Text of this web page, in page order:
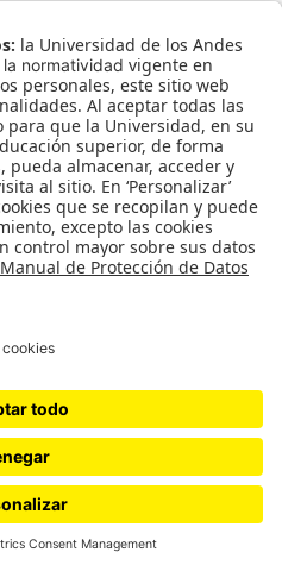
dinero a cambio de
a una audiencia
común que es
no
y medios comunicación,
el congreso de los
en noviembre del año
la legitimidad de pautar
de campaña –en
través de páginas
estadounidense– ha sido
no confirmó ni
políticas